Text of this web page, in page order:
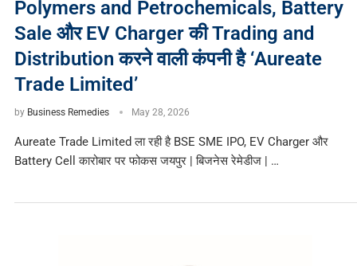
Polymers and Petrochemicals, Battery
Sale और EV Charger की Trading and
Distribution करने वाली कंपनी है ‘Aureate
Trade Limited’
by Business Remedies May 28, 2026
Aureate Trade Limited ला रही है BSE SME IPO, EV Charger और
Battery Cell कारोबार पर फोकस जयपुर | बिजनेस रेमेडीज | …